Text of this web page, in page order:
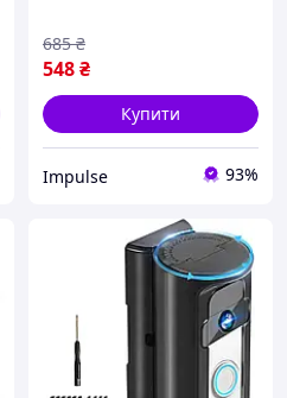
548₴
685 ₴
Купити
Impulse 93%